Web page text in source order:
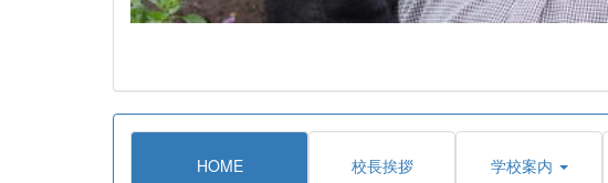
HOME 校長挨拶 学校案内